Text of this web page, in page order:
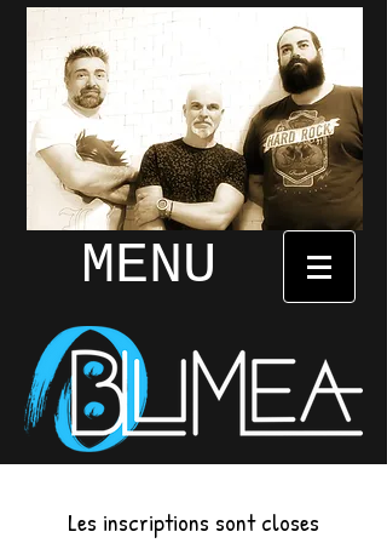
MENU
Les inscriptions sont closes